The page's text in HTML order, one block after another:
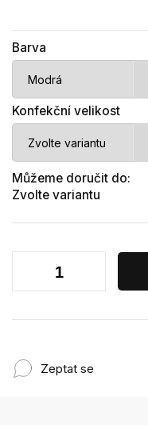
Barva
Konfekční velikost
Můžeme doručit do:
Zvolte variantu
Zeptat se